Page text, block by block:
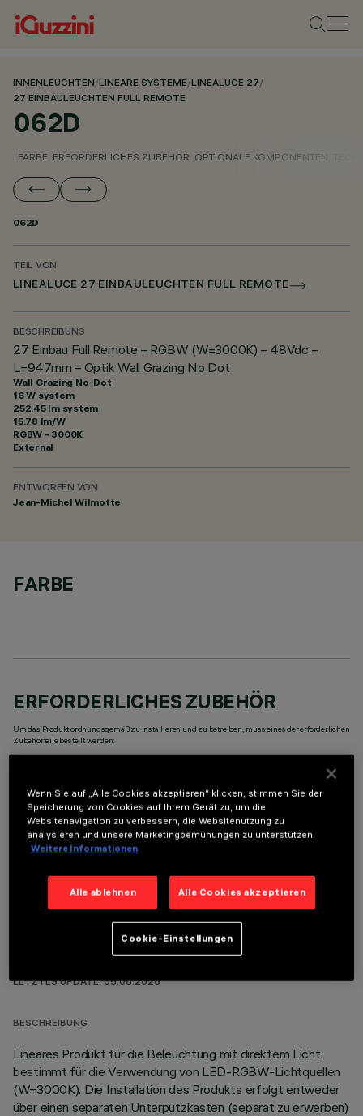
INNENLEUCHTEN/LINEARE SYSTEME/LINEALUCE 27/
27 EINBAULEUCHTEN FULL REMOTE
062D
FARBE ERFORDERLICHES ZUBEHÖR OPTIONALE KOMPONENTEN
062D
TEIL VON
LINEALUCE 27 EINBAULEUCHTEN FULL REMOTE
BESCHREIBUNG
27 Einbau Full Remote – RGBW (W=3000K) – 48Vdc –
L=947mm – Optik Wall Grazing No Dot
Wall Grazing No-Dot
16 W system
252.45 lm system
15.78 lm/W
RGBW - 3000K
External
ENTWORFEN VON
Jean-Michel Wilmotte
FARBE
ERFORDERLICHES ZUBEHÖR
Um das Produkt ordnungsgemäß zu installieren und zu betreiben, muss eines der erforderlichen
Zubehörteile bestellt werden:
OPTIONALE KOMPONENTEN
TECHNISCHE DATEN
LETZTES UPDATE: 05.08.2026
BESCHREIBUNG
Lineares Produkt für die Beleuchtung mit direktem Licht,
bestimmt für die Verwendung von LED-RGBW-Lichtquellen
(W=3000K). Die Installation des Produkts erfolgt entweder
über einen separaten Unterputzkasten (separat zu erwerben)
Wenn Sie auf „Alle Cookies akzeptieren“ klicken, stimmen Sie der
Speicherung von Cookies auf Ihrem Gerät zu, um die
Websitenavigation zu verbessern, die Websitenutzung zu
analysieren und unsere Marketingbemühungen zu unterstützen.
Weitere Informationen
Alle ablehnen Alle Cookies akzeptieren
Cookie-Einstellungen